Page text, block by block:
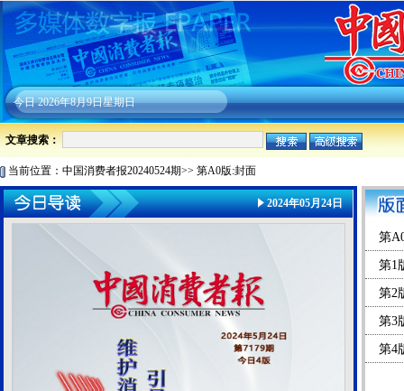
今日2026年8月9日星期日
文章搜索：
当前位置： 中国消费者报20240524期>> 第A0版:封面
2024年05月24日
第
第1
第2
第3
第4